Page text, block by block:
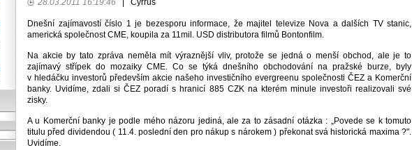
28.03.2011 16:19:46 Cyrrus
Dnešní zajímavostí číslo 1 je bezesporu informace, že majitel televize Nova a dalších TV stanic,
americká společnost CME, koupila za 11mil. USD distributora filmů Bontonfilm.
Na akcie by tato zpráva neměla mít výraznější vliv, protože se jedná o menší obchod, ale je to
zajímavý střípek do mozaiky CME. Co se týká dnešního obchodování na pražské burze, byly
v hledáčku investorů především akcie našeho investičního evergreenu společnosti ČEZ a Komerční
banky. Uvidíme, zdali si ČEZ poradí s hranicí 885 CZK na kterém minule investoři realizovali své
zisky.
A u Komerční banky je podle mého názoru jediná, ale za to zásadní otázka : „Povede se k tomuto
titulu před dividendou ( 11.4. poslední den pro nákup s nárokem ) překonat svá historická maxima ?".
Uvidíme.